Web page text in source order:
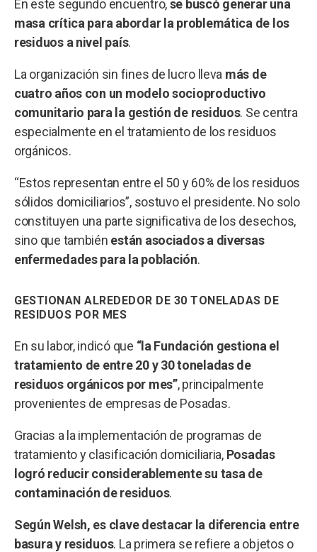
En este segundo encuentro,se buscó generar una
masa crítica para abordar la problemática de los
residuos a nivel país.
La organización sin fines de lucro lleva más de
cuatro años con un modelo socioproductivo
comunitario para la gestión de residuos. Se centra
especialmente en el tratamiento de los residuos
orgánicos.
“Estos representan entre el 50 y 60% de los residuos
sólidos domiciliarios”, sostuvo el presidente. No solo
constituyen una parte significativa de los desechos,
sino que también están asociados a diversas
enfermedades para la población.
GESTIONAN ALREDEDOR DE 30 TONELADAS DE
RESIDUOS POR MES
En su labor, indicó que “la Fundación gestiona el
tratamiento de entre 20 y 30 toneladas de
residuos orgánicos por mes”, principalmente
provenientes de empresas de Posadas.
Gracias a la implementación de programas de
tratamiento y clasificación domiciliaria, Posadas
logró reducir considerablemente su tasa de
contaminación de residuos.
Según Welsh, es clave destacar la diferencia entre
basura y residuos. La primera se refiere a objetos o